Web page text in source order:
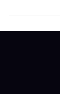
στην Ιστορία